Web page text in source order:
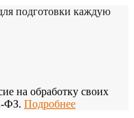
подготовки каждую
на обработку своих
ФЗ. Подробнее